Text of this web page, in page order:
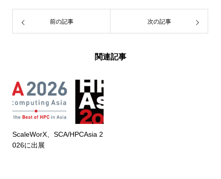
前の記事 次の記事
関連記事
ScaleWorX、SCA/HPCAsia 2
026に出展